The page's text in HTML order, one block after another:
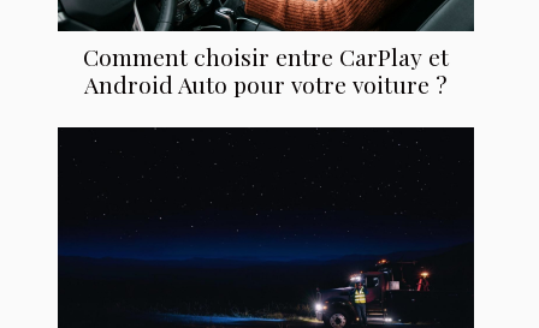
Comment choisir entre CarPlay et
Android Auto pour votre voiture ?